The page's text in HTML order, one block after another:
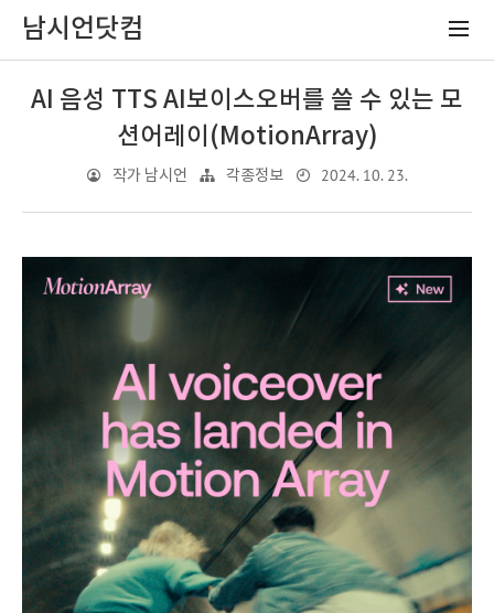
남시언닷컴
AI 음성 TTS AI보이스오버를 쓸 수 있는 모
션어레이(MotionArray)
작가 남시언 각종정보 2024. 10. 23.